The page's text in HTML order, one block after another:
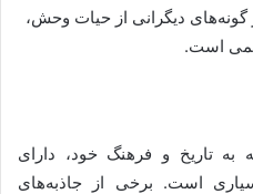
دیگرانی از حیات وحش،
است.
به تاریخ و فرهنگ خود، دارای
است. برخی از جاذبه‌های